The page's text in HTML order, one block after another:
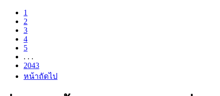
1
2
3
4
5
. . .
2043
หน้าถัดไป